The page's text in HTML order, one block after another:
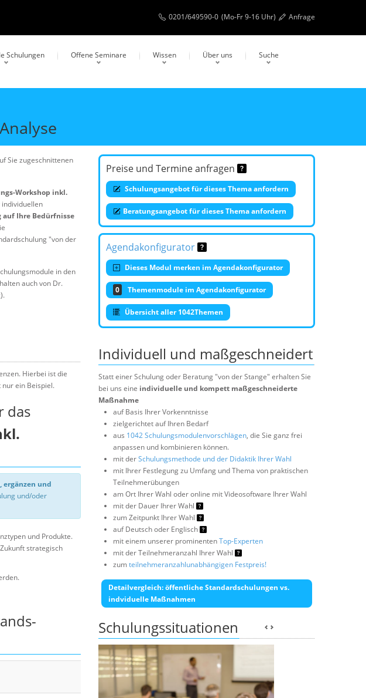
0201/649590-0 (Mo-Fr 9-16 Uhr) Anfrage
Schulungen Offene Seminare Wissen Über uns Suche
Sie zugeschnittenen
Workshop inkl.
Ihre Bedürfnisse
"von der
in den
auch von Dr.
Preise und Termine anfragen
Schulungsangebot für dieses Thema anfordern
Beratungsangebot für dieses Thema anfordern
Agendakonfigurator
Dieses Modul merken im Agendakonfigurator
0 Themenmodule im Agendakonfigurator
Übersicht aller 1042Themen
Hierbei ist die
ein Beispiel.
das
ergänzen und
und/oder
und Produkte.
strategisch
Individuell und maßgeschneidert
Statt einer Schulung oder Beratung "von der Stange" erhalten Sie
bei uns eine individuelle und kompett maßgeschneiderte
Maßnahme
auf Basis Ihrer Vorkenntnisse
zielgerichtet auf Ihren Bedarf
aus 1042 Schulungsmodulenvorschlägen, die Sie ganz frei
anpassen und kombinieren können.
mit derSchulungsmethode und der Didaktik Ihrer Wahl
mit Ihrer Festlegung zu Umfang und Thema von praktischen
Teilnehmerübungen
am Ort Ihrer Wahl oder online mit Videosoftware Ihrer Wahl
mit der Dauer Ihrer Wahl
zum Zeitpunkt Ihrer Wahl
auf Deutsch oder Englisch
mit einem unserer prominentenTop-Experten
mit der Teilnehmeranzahl Ihrer Wahl
zumteilnehmeranzahlunabhängigen Festpreis!
Detailvergleich: öffentliche Standardschulungen vs.
indviduelle Maßnahmen
Schulungssituationen